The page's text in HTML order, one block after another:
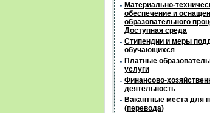
- Материально-
обеспечение и
образовательного
Доступная среда
- Стипендии и меры
обучающихся
- Платные
услуги
- Финансово-
деятельность
- Вакантные места для
(перевода)